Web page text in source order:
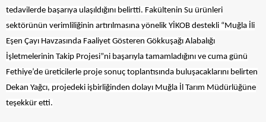
tedavilerde başarıya ulaşıldığını belirtti. Fakültenin Su ürünleri
sektörünün verimliliğinin artırılmasına yönelik YİKOB destekli “Muğla İli
Eşen Çayı Havzasında Faaliyet Gösteren Gökkuşağı Alabalığı
İşletmelerinin Takip Projesi”ni başarıyla tamamladığını ve cuma günü
Fethiye’de üreticilerle proje sonuç toplantısında buluşacaklarını belirten
Dekan Yağcı, projedeki işbirliğinden dolayı Muğla İl Tarım Müdürlüğüne
teşekkür etti.